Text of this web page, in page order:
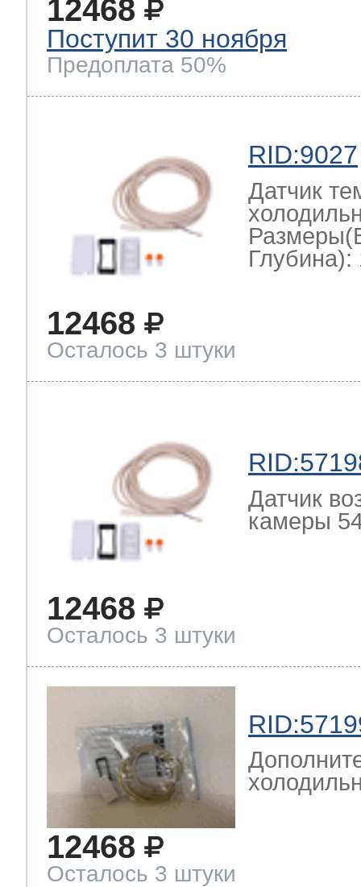
12468
Поступит 30 ноября
Предоплата 50%
RID:9027
Датчик
Глубина):
12468
Осталось 3 штуки
Датчик
камеры
12468
Осталось 3 штуки
12468
Осталось 3 штуки